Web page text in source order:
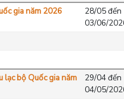
gia năm 2026
28/05 đến
03/06/
lạc bộ Quốc gia năm
29/04 đến
04/05/